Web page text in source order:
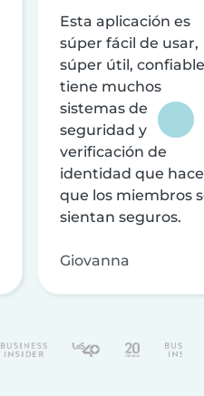
Esta aplicación es
súper fácil de usar,
súper útil,
tiene muchos
sistemas de
seguridad y
verificación de
identidad que
que los miembros
sientan seguros.
Giovanna